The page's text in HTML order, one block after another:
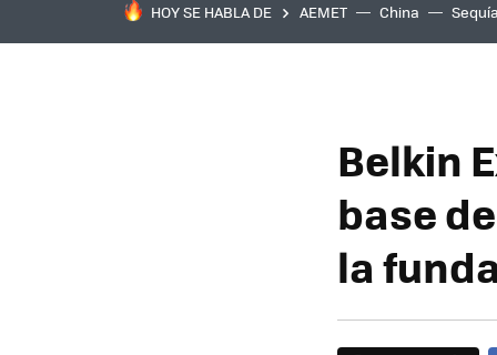
HOY SE HABLA DE AEMET China Sequía
Belkin
base
la